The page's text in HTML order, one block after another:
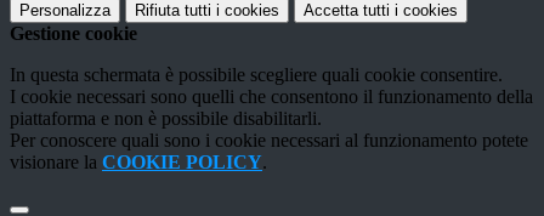
Personalizza Rifiuta tutti i cookies Accetta tutti i cookies
Gestione cookie
In questa schermata è possibile scegliere quali cookie consentire.
I cookie necessari sono quelli che consentono il funzionamento della
piattaforma e non è possibile disabilitarli.
Per conoscere quali sono i cookie necessari al funzionamento potete
visionare la COOKIE POLICY.